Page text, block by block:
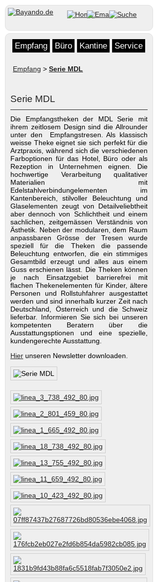
Empfang Büro Kantine Service
Empfang > Serie MDL
Serie MDL
Die Empfangstheken der MDL Serie mit
ihrem zeitlosem Design sind die Allrounder
unter den Empfangstresen. Als klassisch
weisse Theke eignet sie sich perfekt für die
Arztpraxis, während sich die verschiedenen
Farboptionen für das Hotel, Büro oder als
Rezeption in Unternehmen eignen. Die
hochwertige Verarbeitung qualitativer
Materialien mit
Edelstahlverbindungelementen im
Kantenbereich, stilvoller Beleuchtung und
Glaselementen zeugt von Detailveliebtheit
aber dennoch von Schlichtheit und einem
sachlichen, zeitgemässen Verständnis von
Ästhetik. Neben der modularen, dem Raum
anpassbaren Grösse der Tresen wurde
speziell für die Theken die passende
Beleuchtung entworfen, die ein stimmiges
Gesamtbild erzeugt und alles aus einem
Guss erschienen lässt. Die Theken können
je nach Einsatzgebiet barrierefrei mit
flachen Thekenelementen für Kinder, ältere
Personen und Rollstuhfahrer ausgestattet
werden und sind innerhalb kurzer Zeit nach
Deutschland, Österreich und die Schweiz
lieferbar. Informieren Sie sich bei unseren
kompetenten Beratern über die
Ausstattungsptionen und eine spezielle,
kundengerechte Ausstattung.
Hier unseren Newsletter downloaden.